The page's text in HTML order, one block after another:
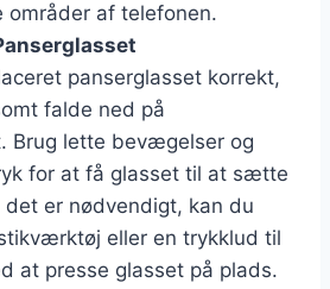
af telefonen.
panserglasset korrekt,
falde ned på
Brug lette bevægelser og
for at få glasset til at sætte
det er nødvendigt, kan du
eller en trykklud til
at presse glasset på plads.